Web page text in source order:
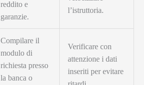
reddito e
garanzie.
l’istruttoria.
Compilare il
modulo di
richiesta presso
la banca o
Verificare con
attenzione i dati
inseriti per evitare